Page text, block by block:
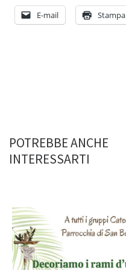
E-mail Stampa
POTREBBE ANCHE
INTERESSARTI